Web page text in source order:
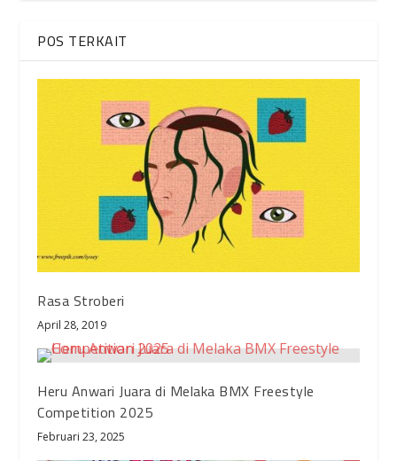
POS TERKAIT
Rasa Stroberi
April 28, 2019
Heru Anwari Juara di Melaka BMX Freestyle
Competition 2025
Februari 23, 2025